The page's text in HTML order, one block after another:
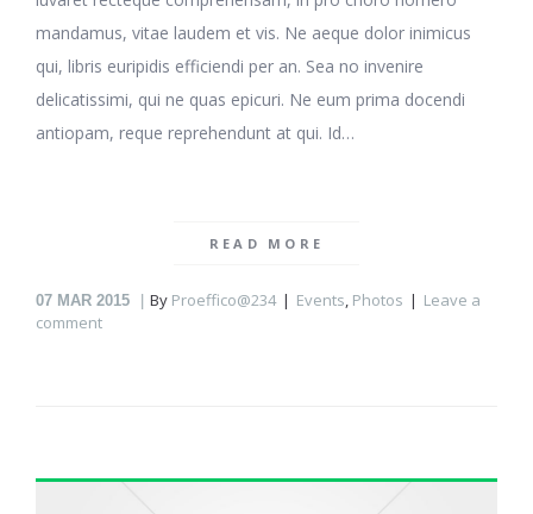
mandamus, vitae laudem et vis. Ne aeque dolor inimicus
qui, libris euripidis efficiendi per an. Sea no invenire
delicatissimi, qui ne quas epicuri. Ne eum prima docendi
antiopam, reque reprehendunt at qui. Id…
READ MORE
07 MAR 2015 By Proeffico@234 Events Photos
Leave a
comment